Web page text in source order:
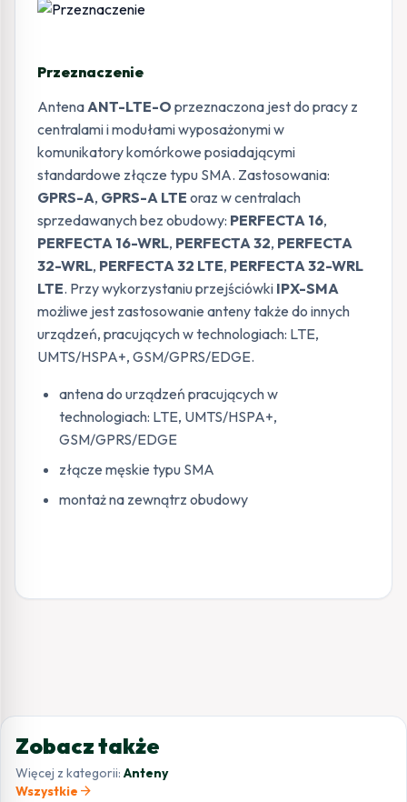
Przeznaczenie
Antena ANT-LTE-O przeznaczona jest do pracy z
centralami i modułami wyposażonymi w
komunikatory komórkowe posiadającymi
standardowe złącze typu SMA. Zastosowania:
GPRS-A, GPRS-A LTE oraz w centralach
sprzedawanych bez obudowy: PERFECTA 16,
PERFECTA 16-WRL, PERFECTA 32, PERFECTA
32-WRL, PERFECTA 32 LTE, PERFECTA 32-WRL
LTE. Przy wykorzystaniu przejściówki IPX-SMA
możliwe jest zastosowanie anteny także do innych
urządzeń, pracujących w technologiach: LTE,
UMTS/HSPA+, GSM/GPRS/EDGE.
antena do urządzeń pracujących w
technologiach: LTE, UMTS/HSPA+,
GSM/GPRS/EDGE
złącze męskie typu SMA
montaż na zewnątrz obudowy
Zobacz także
Więcej z kategorii: Anteny
Wszystkie arrow_forward